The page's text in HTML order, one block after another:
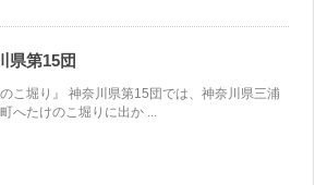
県第15団
のこ堀り』 神奈川県第15団では、神奈川県三浦
へたけのこ堀りに出か ...